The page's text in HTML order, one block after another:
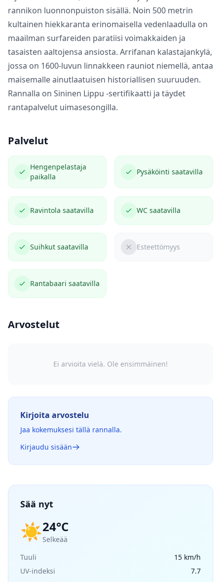
rannikon luonnonpuiston sisällä. Noin 500 metrin
kultainen hiekkaranta erinomaisella vedenlaadulla on
maailman surfareiden paratiisi voimakkaiden ja
tasaisten aaltojensa ansiosta. Arrifanan kalastajankylä,
jossa on 1600-luvun linnakkeen rauniot niemellä, antaa
maisemalle ainutlaatuisen historiallisen suuruuden.
Rannalla on Sininen Lippu -sertifikaatti ja täydet
rantapalvelut uimasesongilla.
Palvelut
Hengenpelastaja
paikalla
Pysäköinti saatavilla
Ravintola saatavilla WC saatavilla
Suihkut saatavilla Esteettömyys
Rantabaari saatavilla
Arvostelut
Ei arvioita vielä. Ole ensimmäinen!
Kirjoita arvostelu
Jaa kokemuksesi tällä rannalla.
Kirjaudu sisään
Sää nyt
☀️24°C
Selkeää
Tuuli
15 km/h
UV-indeksi
7.7